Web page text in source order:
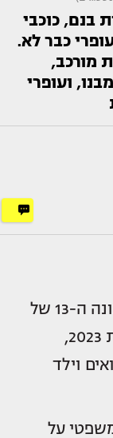
בנם, כוכבי
כבר לא.
מורכב,
ועופרי
שהכירו בעונה ה-13 של
וילד
על